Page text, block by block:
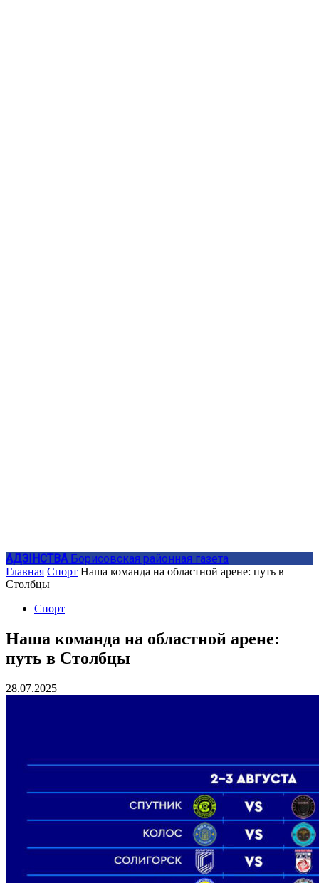
АДЗIНСТВА Борисовская районная газета
Главная Спорт Наша команда на областной арене: путь в
Столбцы
Спорт
Наша команда на областной арене:
путь в Столбцы
28.07.2025